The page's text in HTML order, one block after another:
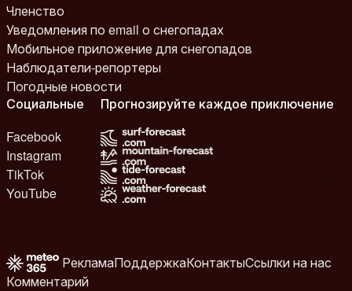
Членство
Уведомления по email о снегопадах
Мобильное приложение для снегопадов
Наблюдатели-репортеры
Погодные новости
Социальные
Facebook
Instagram
TikTok
YouTube
Прогнозируйте каждое приключение
РекламаПоддержкаКонтактыСсылки на нас
Комментарий